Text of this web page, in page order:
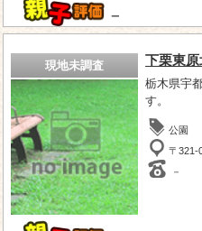
－
現地未調査 下栗東原
栃木県宇
す。
公園
〒321-
－